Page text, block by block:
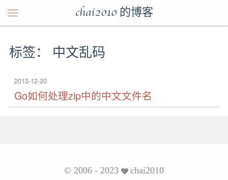
chai2010 的博客
标签： 中文乱码
2013-12-20
Go如何处理zip中的中文文件名
© 2006 - 2023 chai2010